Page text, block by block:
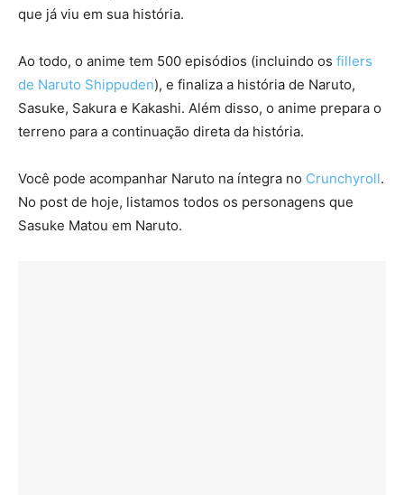
que já viu em sua história.
Ao todo, o anime tem 500 episódios (incluindo os fillers
de Naruto Shippuden), e finaliza a história de Naruto,
Sasuke, Sakura e Kakashi. Além disso, o anime prepara o
terreno para a continuação direta da história.
Você pode acompanhar Naruto na íntegra no Crunchyroll.
No post de hoje, listamos todos os personagens que
Sasuke Matou em Naruto.